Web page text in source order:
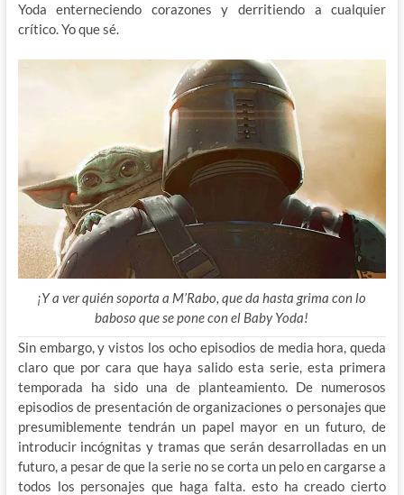
Yoda enterneciendo corazones y derritiendo a cualquier
crítico. Yo que sé.
¡Y a ver quién soporta a M’Rabo, que da hasta grima con lo
baboso que se pone con el Baby Yoda!
Sin embargo, y vistos los ocho episodios de media hora, queda
claro que por cara que haya salido esta serie, esta primera
temporada ha sido una de planteamiento. De numerosos
episodios de presentación de organizaciones o personajes que
presumiblemente tendrán un papel mayor en un futuro, de
introducir incógnitas y tramas que serán desarrolladas en un
futuro, a pesar de que la serie no se corta un pelo en cargarse a
todos los personajes que haga falta. esto ha creado cierto